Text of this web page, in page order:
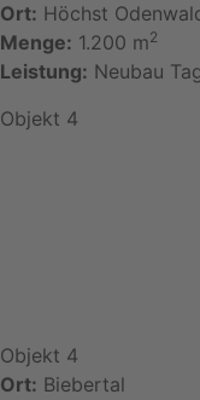
Ort: Höchst
Menge: 1.200 m2
Leistung: Neubau
Objekt 4
Objekt 4
Ort: Biebertal